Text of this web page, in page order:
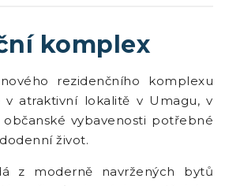
komplex
rezidenčního komplexu
v atraktivní lokalitě v Umagu, v
vybavenosti potřebné
život.
z moderně navržených bytů